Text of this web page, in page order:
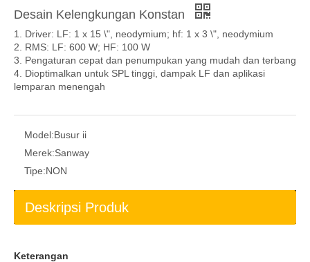
Desain Kelengkungan Konstan
1. Driver: LF: 1 x 15 \", neodymium; hf: 1 x 3 \", neodymium
2. RMS: LF: 600 W; HF: 100 W
3. Pengaturan cepat dan penumpukan yang mudah dan terbang
4. Dioptimalkan untuk SPL tinggi, dampak LF dan aplikasi
lemparan menengah
Model:Busur ii
Merek:Sanway
Tipe:NON
Deskripsi Produk
Keterangan